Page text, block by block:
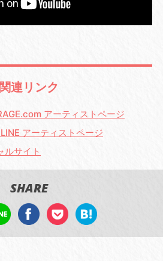
関連リンク
アーティストページ
アーティストページ
ルサイト
SHARE